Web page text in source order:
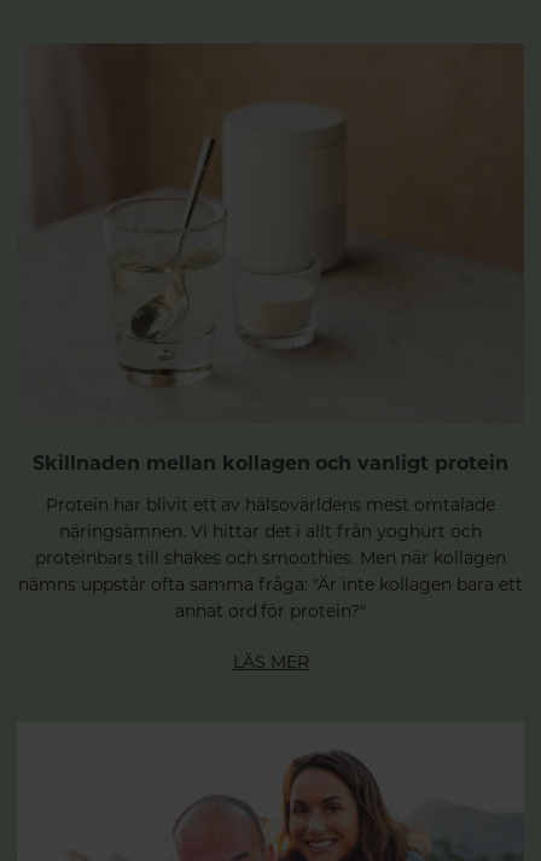
Skillnaden mellan kollagen och vanligt protein
Protein har blivit ett av hälsovärldens mest omtalade
näringsämnen. Vi hittar det i allt från yoghurt och
proteinbars till shakes och smoothies. Men när kollagen
nämns uppstår ofta samma fråga: "Är inte kollagen bara ett
annat ord för protein?"
LÄS MER